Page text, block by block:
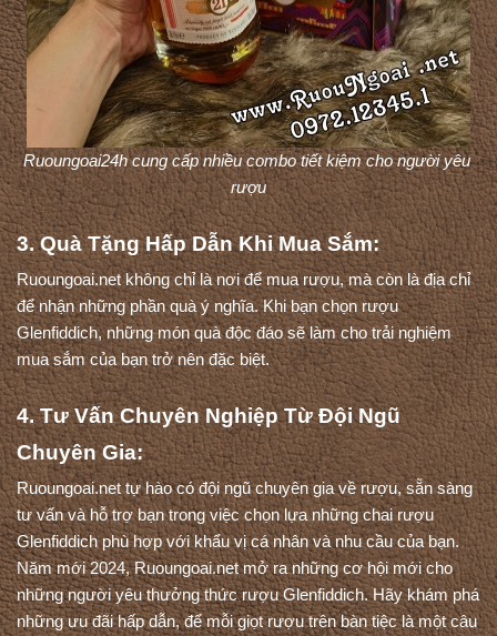
Ruoungoai24h cung cấp nhiều combo tiết kiệm cho người yêu
rượu
3. Quà Tặng Hấp Dẫn Khi Mua Sắm:
Ruoungoai.net không chỉ là nơi để mua rượu, mà còn là địa chỉ
để nhận những phần quà ý nghĩa. Khi bạn chọn rượu
Glenfiddich, những món quà độc đáo sẽ làm cho trải nghiệm
mua sắm của bạn trở nên đặc biệt.
4. Tư Vấn Chuyên Nghiệp Từ Đội Ngũ
Chuyên Gia:
Ruoungoai.net tự hào có đội ngũ chuyên gia về rượu, sẵn sàng
tư vấn và hỗ trợ bạn trong việc chọn lựa những chai rượu
Glenfiddich phù hợp với khẩu vị cá nhân và nhu cầu của bạn.
Năm mới 2024, Ruoungoai.net mở ra những cơ hội mới cho
những người yêu thưởng thức rượu Glenfiddich. Hãy khám phá
những ưu đãi hấp dẫn, để mỗi giọt rượu trên bàn tiệc là một câu